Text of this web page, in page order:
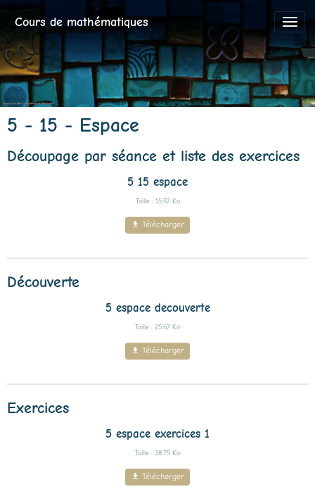
Cours de mathématiques
5 - 15 - Espace
Découpage par séance et liste des exercices
5 15 espace
Taille : 15.97 Ko
Télécharger
Découverte
5 espace decouverte
Taille : 25.67 Ko
Télécharger
Exercices
5 espace exercices 1
Taille : 38.75 Ko
Télécharger